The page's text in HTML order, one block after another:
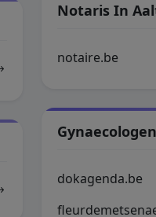
Notaris In
notaire.be
dokagenda.be